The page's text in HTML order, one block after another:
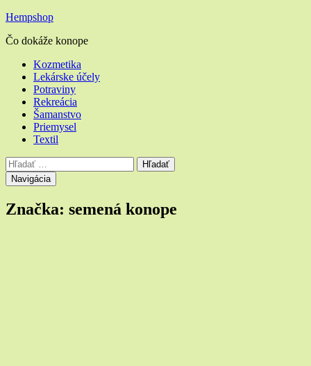
Hempshop
Čo dokáže konope
Hlavné
menu
Kozmetika
Lekárske účely
Potraviny
Rekreácia
Šamanstvo
Priemysel
Textil
Vyhľadávanie
Hľadať:
Navigácia
Značka: semená konope